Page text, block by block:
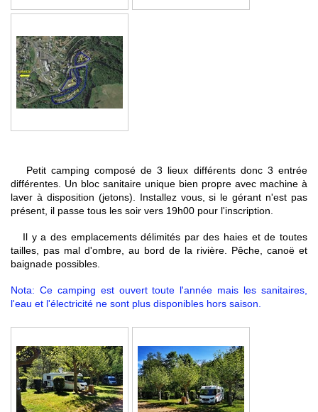
Petit camping composé de 3 lieux différents donc 3 entrée
différentes. Un bloc sanitaire unique bien propre avec machine à
laver à disposition (jetons). Installez vous, si le gérant n'est pas
présent, il passe tous les soir vers 19h00 pour l'inscription.
Il y a des emplacements délimités par des haies et de toutes
tailles, pas mal d'ombre, au bord de la rivière. Pêche, canoë et
baignade possibles.
Nota: Ce camping est ouvert toute l'année mais les sanitaires,
l'eau et l'électricité ne sont plus disponibles hors saison.